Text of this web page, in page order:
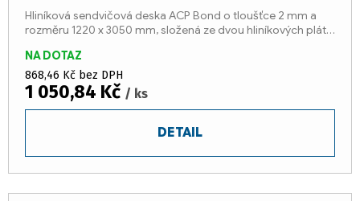
NA DOTAZ
868,46 Kč bez DPH
1 050,84 Kč / ks
DETAIL
Hliníková sendvičová deska ACP Bond o tloušťce 2 mm a
rozměru 1220 x 3050 mm, složená ze dvou hliníkových plátů
oheň...